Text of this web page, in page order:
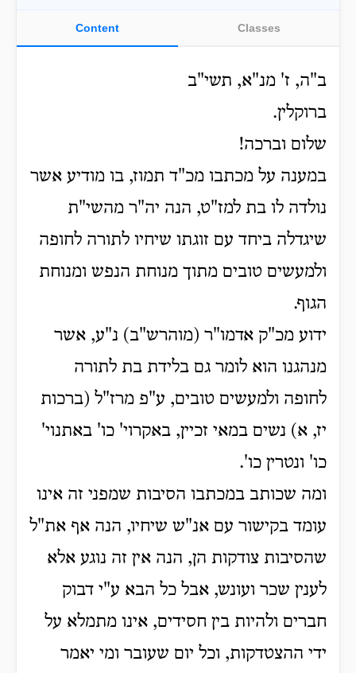
Content Classes
ב"ה, ז' מנ"א, תשי"ב
ברוקלין.
שלום וברכה!
במענה על מכתבו מכ"ד תמוז, בו מודיע אשר
נולדה לו בת למז"ט, הנה יה"ר מהשי"ת
שיגדלה ביחד עם זוגתו שיחיו לתורה לחופה
ולמעשים טובים מתוך מנוחת הנפש ומנוחת
הגוף.
ידוע מכ"ק אדמו"ר (מוהרש"ב) נ"ע, אשר
מנהגנו הוא לומר גם בלידת בת לתורה
לחופה ולמעשים טובים, ע"פ מרז"ל (ברכות
יז, א) נשים במאי זכיין, באקרוי' כו' באתנוי'
כו' ונטרין כו'.
ומה שכותב במכתבו הסיבות שמפני זה אינו
עומד בקישור עם אנ"ש שיחיו, הנה אף את"ל
שהסיבות צודקות הן, הנה אין זה נוגע אלא
לענין שכר ועונש, אבל כל הבא ע"י דבוק
חברים ולהיות בין חסידים, אינו מתמלא על
ידי ההצטדקות, וכל יום שעובר ומי יאמר